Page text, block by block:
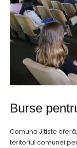
Burse
Comuna Jitiște
teritoriul comunei